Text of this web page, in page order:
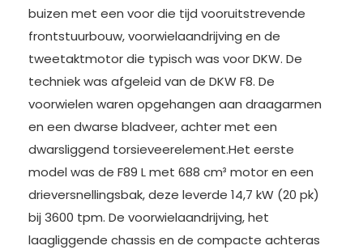
buizen met een voor die tijd vooruitstrevende
frontstuurbouw, voorwielaandrijving en de
tweetaktmotor die typisch was voor DKW. De
techniek was afgeleid van de DKW F8. De
voorwielen waren opgehangen aan draagarmen
en een dwarse bladveer, achter met een
dwarsliggend torsieveerelement.Het eerste
model was de F89 L met 688 cm³ motor en een
drieversnellingsbak, deze leverde 14,7 kW (20 pk)
bij 3600 tpm. De voorwielaandrijving, het
laagliggende chassis en de compacte achteras